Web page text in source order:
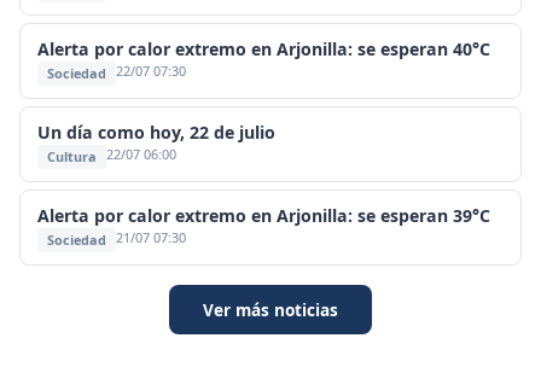
Alerta por calor extremo en Arjonilla: se esperan 40°C
Sociedad 22/07 07:30
Un día como hoy, 22 de julio
Cultura 22/07 06:00
Alerta por calor extremo en Arjonilla: se esperan 39°C
Sociedad 21/07 07:30
Ver más noticias